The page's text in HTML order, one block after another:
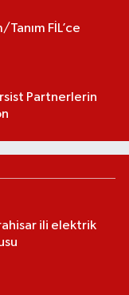
FİL’ce
Partnerlerin
ili elektrik